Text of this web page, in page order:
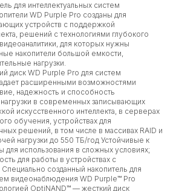
для интеллектуальных систем
WD Purple Pro созданы для
устройств с поддержкой
решений с технологиями глубокого
для которых нужны
накопители большой емкости,
нагрузки.
диск WD Purple Pro для систем
расширенными возможностями
надежность и способность
в современных записывающих
искусственного интеллекта, в серверах
обучения, устройствах для
решений, в том числе в массивах RAID и
нагрузки до 550 ТБ/год Устойчивые к
использования в сложных условиях;
для работы в устройствах с
созданный накопитель для
видеонаблюдения WD Purple™ Pro
OptiNAND™ — жесткий диск